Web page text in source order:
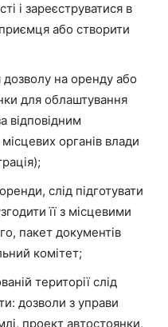
і зареєструватися в
або створити
на оренду або
для облаштування
відповідним
органів влади
слід підготувати
її з місцевими
пакет документів
комітет;
території слід
дозволи з управи
проект автостоянки,